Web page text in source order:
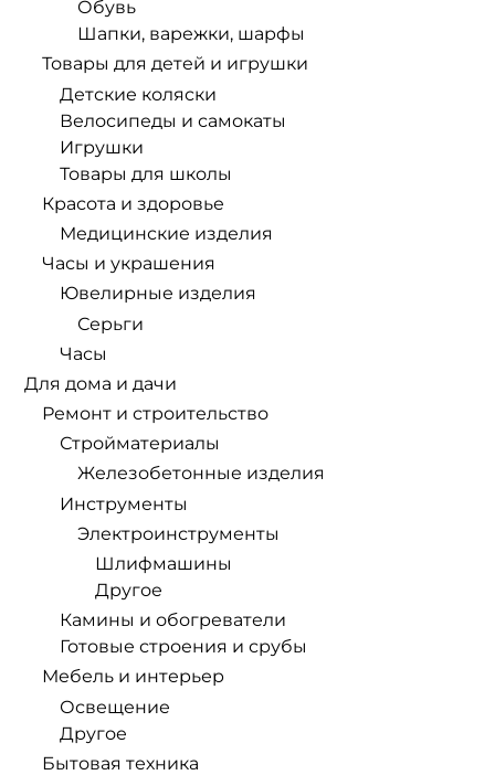
Обувь
Шапки, варежки, шарфы
Товары для детей и игрушки
Детские коляски
Велосипеды и самокаты
Игрушки
Товары для школы
Красота и здоровье
Медицинские изделия
Часы и украшения
Ювелирные изделия
Серьги
Часы
Для дома и дачи
Ремонт и строительство
Стройматериалы
Железобетонные изделия
Инструменты
Электроинструменты
Шлифмашины
Другое
Камины и обогреватели
Готовые строения и срубы
Мебель и интерьер
Освещение
Другое
Бытовая техника